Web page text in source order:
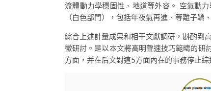
流體動力學穩固性、地道等外容。 空氣動
（白色部門），包括年夜氣再進、等離子鞘
綜合上述計量成果和相干文獻調研，斟酌到
徵研討。是以本文將高明聲速技巧範疇的研
方面，并在后文對這5方面內在的事務停止綜